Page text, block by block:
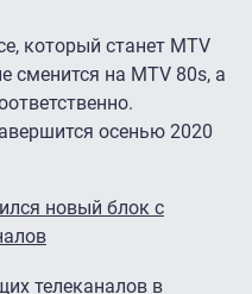
который станет MTV
сменится на MTV 80s, а
осенью 2020
новый блок с
телеканалов в